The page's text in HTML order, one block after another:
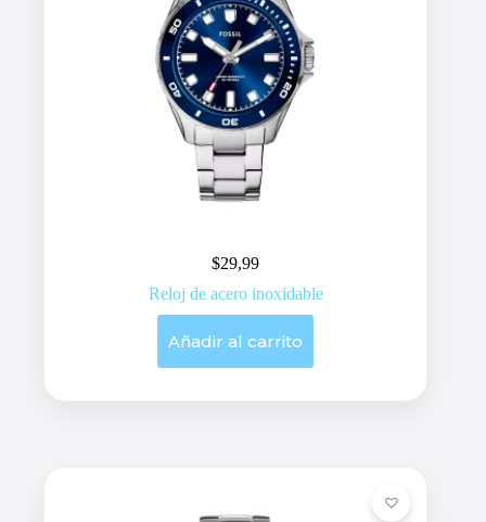
$29,99
Reloj de acero inoxidable
Añadir al carrito